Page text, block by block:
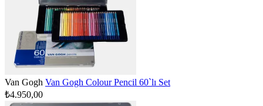
Van Gogh Van Gogh Colour Pencil 60`lı Set
₺4.950,00